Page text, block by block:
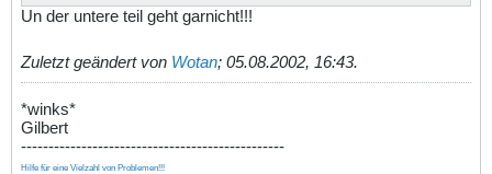
Un der untere teil geht garnicht!!!
Zuletzt geändert von Wotan; 05.08.2002, 16:43.
*winks*
Gilbert
------------------------------------------------
Hilfe für eine Vielzahl von Problemen!!!